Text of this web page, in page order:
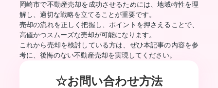
岡崎市で不動産売却を成功させるためには、地域特性を理
解し、適切な戦略を立てることが重要です。
売却の流れを正しく把握し、ポイントを押さえることで、
高値かつスムーズな売却が可能になります。
これから売却を検討している方は、ぜひ本記事の内容を参
考に、後悔のない不動産売却を実現してください。
☆お問い合わせ方法